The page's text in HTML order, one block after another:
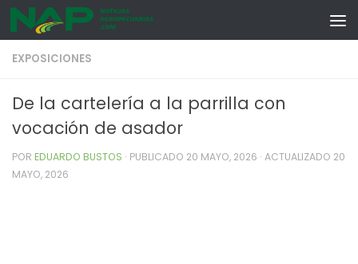
Skip to content
EXPOSICIONES
De la cartelería a la parrilla con
vocación de asador
POR EDUARDO BUSTOS · PUBLICADO 20 MAYO, 2026 · ACTUALIZADO 20
MAYO, 2026